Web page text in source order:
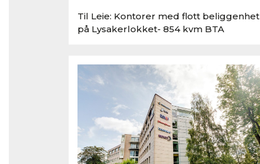
Til Leie: Kontorer med flott beliggenhet
på Lysakerlokket- 854 kvm BTA